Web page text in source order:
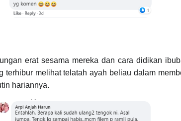
erat sesama mereka dan cara didikan
terhibur melihat telatah ayah beliau dalam
hariannya.